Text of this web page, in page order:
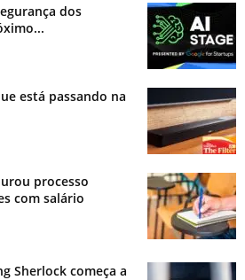
dos
está passando na
processo
com salário
Sherlock começa a